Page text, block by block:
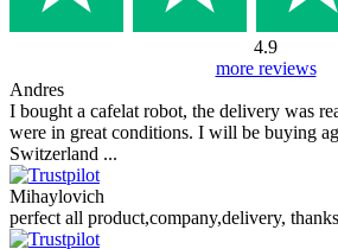
4.9
more reviews
Andres
I bought a cafelat robot, the delivery was
were in great conditions. I will be buying
Switzerland ...
Mihaylovich
perfect all product,company,delivery,